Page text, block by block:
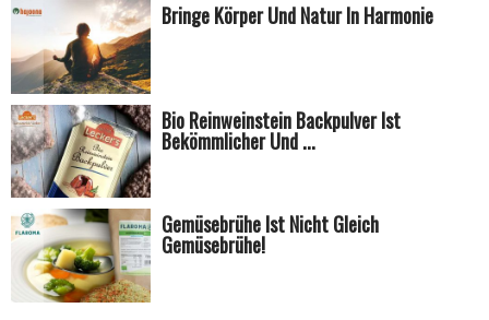
Bringe Körper Und Natur In Harmonie
Bio Reinweinstein Backpulver Ist
Bekömmlicher Und ...
Gemüsebrühe Ist Nicht Gleich
Gemüsebrühe!